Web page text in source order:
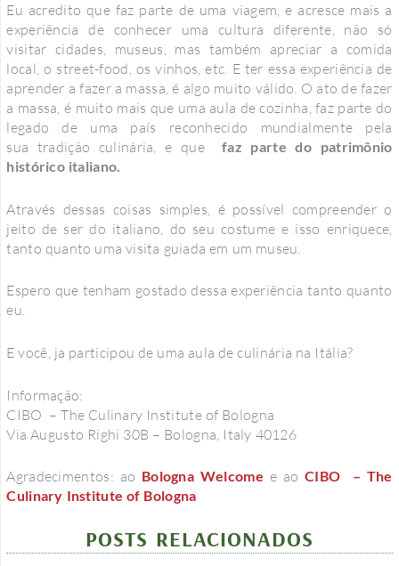
Eu acredito que faz parte de uma viagem, e acresce mais a
experiência de conhecer uma cultura diferente, não só
visitar cidades, museus, mas também apreciar a comida
local, o street-food, os vinhos, etc. E ter essa experiência de
aprender a fazer a massa, é algo muito válido. O ato de fazer
a massa, é muito mais que uma aula de cozinha, faz parte do
legado de uma país reconhecido mundialmente pela
sua tradição culinária, e quefaz parte do patrimônio
histórico italiano.
Através dessas coisas simples, é possível compreender o
jeito de ser do italiano, do seu costume e isso enriquece,
tanto quanto uma visita guiada em um museu.
Espero que tenham gostado dessa experiência tanto quanto
eu.
E você, ja participou de uma aula de culinária na Itália?
Informação:
CIBO – The Culinary Institute of Bologna
Via Augusto Righi 30B – Bologna, Italy 40126
Agradecimentos: ao Bologna Welcome e ao CIBO – The
Culinary Institute of Bologna
POSTS RELACIONADOS